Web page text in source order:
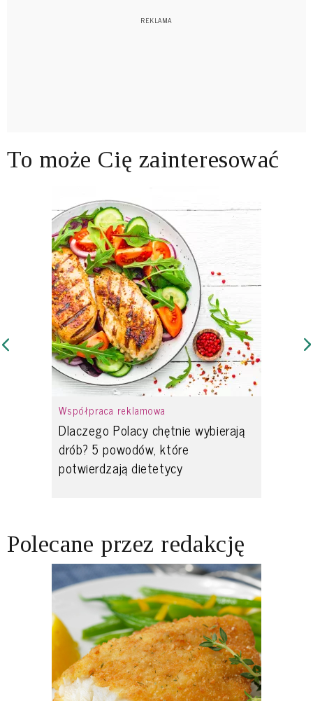
To może Cię zainteresować
Współpraca reklamowa
Dlaczego Polacy chętnie wybierają
drób? 5 powodów, które
potwierdzają dietetycy
Polecane przez redakcję